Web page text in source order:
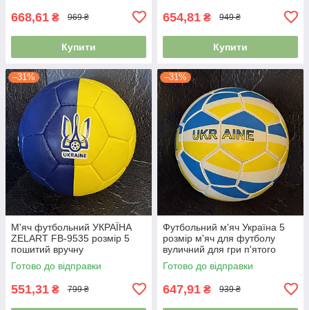
668,61 ₴ 969 ₴
Купити
654,81 ₴ 949 ₴
Купити
–31%
М'яч футбольний УКРАЇНА
ZELART FB-9535 розмір 5
пошитий вручну
Готово до відправки
551,31 ₴ 799 ₴
–31%
Футбольний м'яч Україна 5
розмір м'яч для футболу
вуличний для гри п'ятого
розміру зшитий FB-0047-784
Готово до відправки
647,91 ₴ 939 ₴